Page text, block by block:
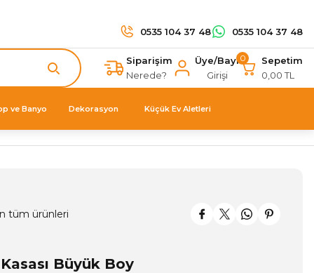
0535 104 37 48 0535 104 37 48
Siparişim
Nerede?
Üye/Bayi
Girişi
0
Sepetim
0,00 TL
ve Banyo Dekorasyon Küçük Ev Aletleri
tüm ürünleri
Büyük Boy